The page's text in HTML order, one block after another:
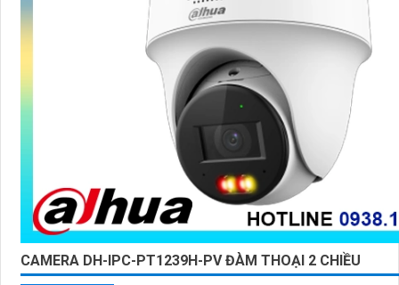
CAMERA DH-IPC-PT1239H-PV ĐÀM THOẠI 2 CHIỀU